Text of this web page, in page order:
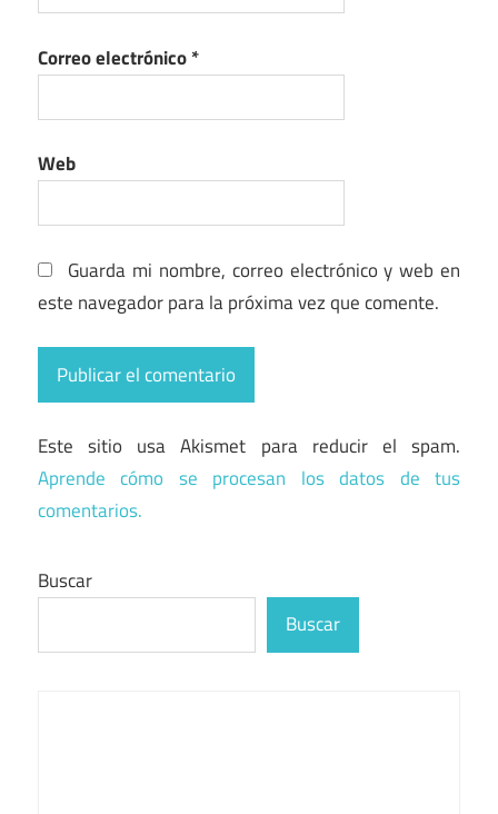
Correo electrónico*
Web
Guarda mi nombre, correo electrónico y web en
este navegador para la próxima vez que comente.
Este sitio usa Akismet para reducir el spam.
Aprende cómo se procesan los datos de tus
comentarios.
Buscar
Buscar